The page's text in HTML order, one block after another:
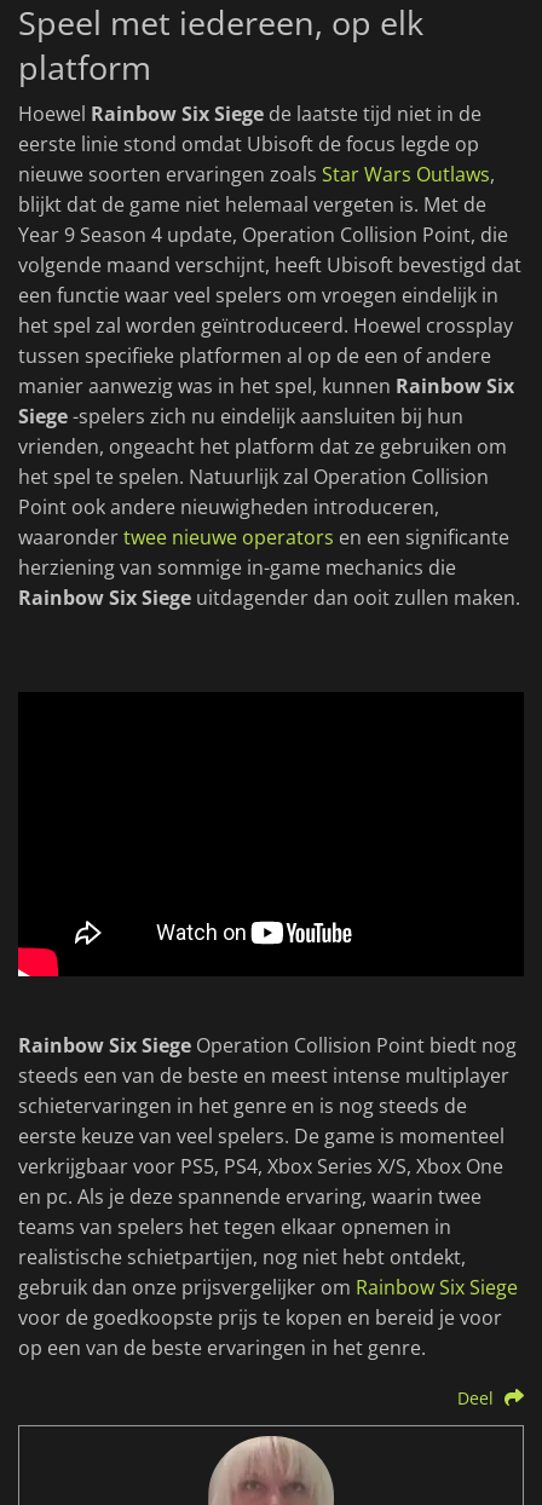
Speel met iedereen, op elk
platform
Hoewel Rainbow Six Siege de laatste tijd niet in de
eerste linie stond omdat Ubisoft de focus legde op
nieuwe soorten ervaringen zoals Star Wars Outlaws,
blijkt dat de game niet helemaal vergeten is. Met de
Year 9 Season 4 update, Operation Collision Point, die
volgende maand verschijnt, heeft Ubisoft bevestigd dat
een functie waar veel spelers om vroegen eindelijk in
het spel zal worden geïntroduceerd. Hoewel crossplay
tussen specifieke platformen al op de een of andere
manier aanwezig was in het spel, kunnen Rainbow Six
Siege-spelers zich nu eindelijk aansluiten bij hun
vrienden, ongeacht het platform dat ze gebruiken om
het spel te spelen. Natuurlijk zal Operation Collision
Point ook andere nieuwigheden introduceren,
waarondertwee nieuwe operators en een significante
herziening van sommige in-game mechanics die
Rainbow Six Siege uitdagender dan ooit zullen maken.
Rainbow Six Siege Operation Collision Point biedt nog
steeds een van de beste en meest intense multiplayer
schietervaringen in het genre en is nog steeds de
eerste keuze van veel spelers. De game is momenteel
verkrijgbaar voor PS5, PS4, Xbox Series X/S, Xbox One
en pc. Als je deze spannende ervaring, waarin twee
teams van spelers het tegen elkaar opnemen in
realistische schietpartijen, nog niet hebt ontdekt,
gebruik dan onze prijsvergelijker om Rainbow Six Siege
voor de goedkoopste prijs te kopen en bereid je voor
op een van de beste ervaringen in het genre.
Deel